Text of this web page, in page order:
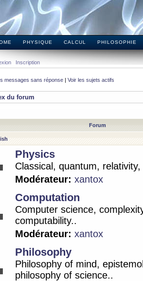
PHYSIQUE CALCUL PHILOSOPHIE
Inscription
messages sans réponse | Voir les sujets actifs
du forum
Forum
Physics
Classical, quantum,
Modérateur: xantox
Computation
Computer science,
computability..
Modérateur: xantox
Philosophy
Philosophy of mind,
philosophy of science..